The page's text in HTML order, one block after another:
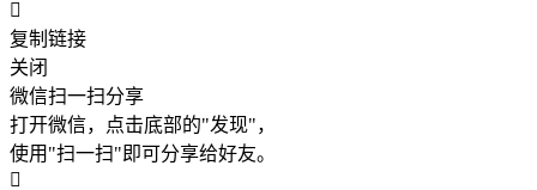
复制链接
关闭
微信扫一扫分享
打开微信，点击底部的"发现"，
使用"扫一扫"即可分享给好友。